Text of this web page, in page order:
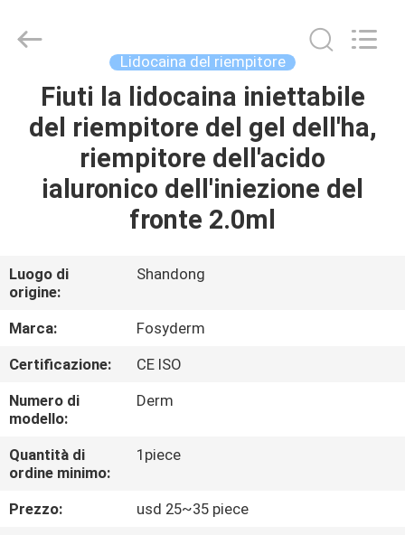
CASA.
PRODOTTI
NOI
VISITA
ALLA
FABBRICA
CONTROLLO
DELLA
QUALITÀ
International
Trading
Lidocaina del riempitore
Fiuti la lidocaina iniettabile
del riempitore del gel dell'ha,
riempitore dell'acido
ialuronico dell'iniezione del
fronte 2.0ml
Luogo di
origine:
Shandong
Marca:
Fosyderm
Certificazione:
CE ISO
Numero di
modello:
Derm
Quantità di
ordine minimo:
1piece
Prezzo:
usd 25~35 piece